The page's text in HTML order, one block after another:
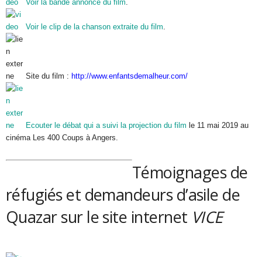
Voir la bande annonce du film
Voir le clip de la chanson extraite du film
Site du film : http://www.enfantsdemalheur.com/
Ecouter le débat qui a suivi la projection du film le 11 mai 2019 au
cinéma Les 400 Coups à Angers.
Témoignages de
réfugiés et demandeurs d’asile de
Quazar sur le site internet VICE